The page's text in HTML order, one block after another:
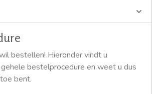
bestellen! Hieronder vindt u
bestelprocedure en weet u dus
bent.